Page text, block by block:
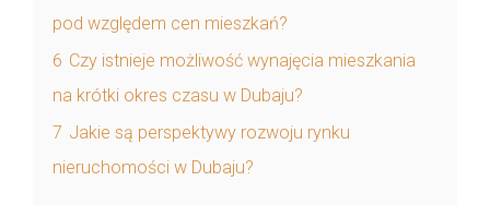
pod względem cen mieszkań?
6 Czy istnieje możliwość wynajęcia mieszkania
na krótki okres czasu w Dubaju?
7 Jakie są perspektywy rozwoju rynku
nieruchomości w Dubaju?